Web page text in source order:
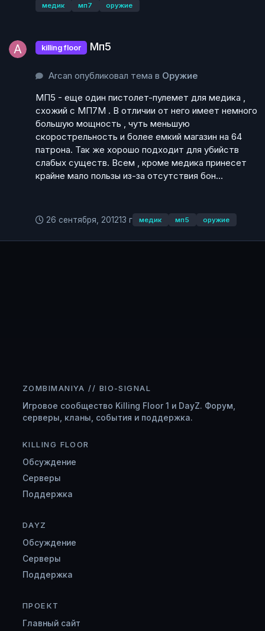
медик мп7 оружие
killing floor Мп5
Arcan опубликовал тема в Оружие
МП5 - еще один пистолет-пулемет для медика ,
схожий с МП7М . В отличии от него имеет немного
большую мощность , чуть меньшую
скорострельность и более емкий магазин на 64
патрона. Так же хорошо подходит для убийств
слабых существ. Всем , кроме медика принесет
крайне мало пользы из-за отсутствия бон...
26 сентября, 201213 г медик мп5 оружие
ZOMBIMANIYA // BIO-SIGNAL
Игровое сообщество Killing Floor 1 и DayZ. Форум,
серверы, кланы, события и поддержка.
KILLING FLOOR
Обсуждение
Серверы
Поддержка
DAYZ
Обсуждение
Серверы
Поддержка
ПРОЕКТ
Главный сайт